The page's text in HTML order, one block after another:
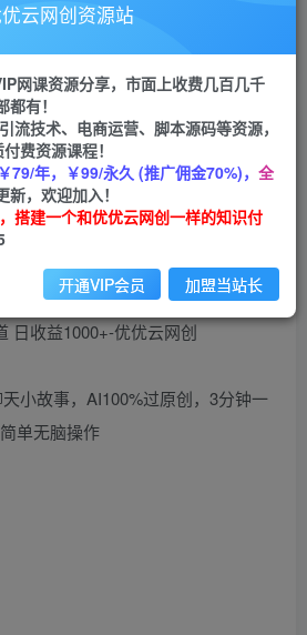
您暂无购买权限，请先开通会员
开通会员
成情感小众赛道 100%原创 制
道 日收益1000+
关注 私信
小故事，AI100%过原创，3分钟一
单无脑操作
云网创资源站
网课资源分享，市面上收费几百几千
有！
流技术、电商运营、脚本源码等资源，
费资源课程！
￥79/年，￥99/永久 (推广佣金70%)， 全
新，欢迎加入！
搭建一个和优优云网创一样的知识付
开通VIP会员 加盟当站长